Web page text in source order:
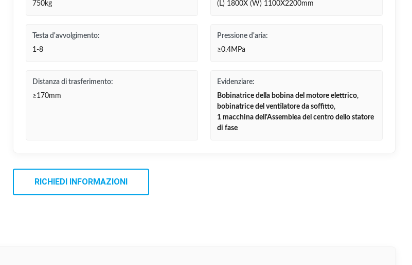
750kg (L) 1800X (W) 1100X2200mm
Testa d'avvolgimento:
1-8
Pressione d'aria:
≥0.4MPa
Distanza di trasferimento:
≥170mm
Evidenziare:
Bobinatrice della bobina del motore elettrico,
bobinatrice del ventilatore da soffitto,
1 macchina dell'Assemblea del centro dello statore
di fase
RICHIEDI INFORMAZIONI